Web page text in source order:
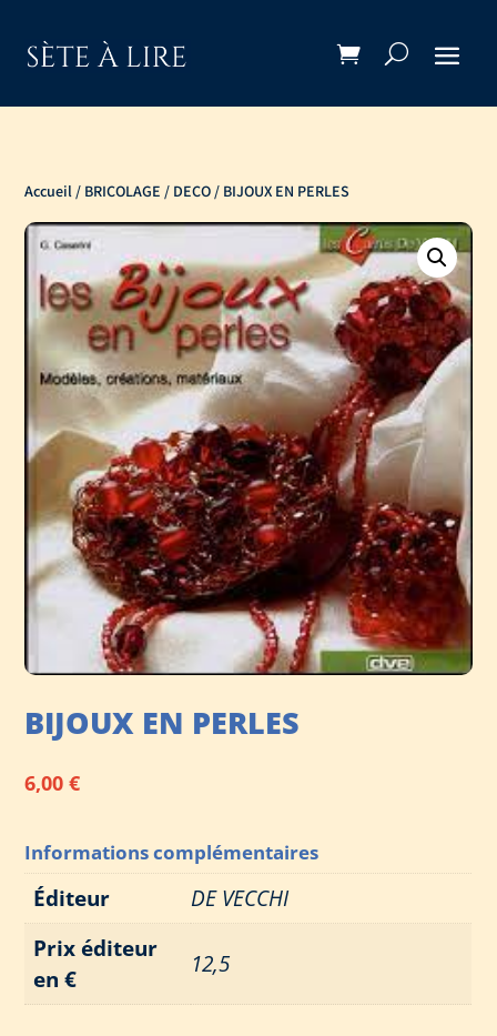
Accueil / BRICOLAGE / DECO / BIJOUX EN PERLES
BIJOUX EN PERLES
6,00€
Informations complémentaires
Éditeur
DE VECCHI
Prix éditeur
en €
12,5